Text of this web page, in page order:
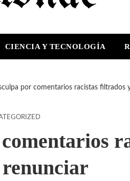
CIENCIA Y TECNOLOGÍA
por comentarios racistas filtrados
renunciar